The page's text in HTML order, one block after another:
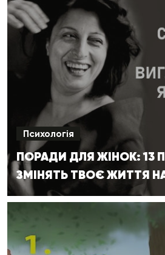
Психологія
ПОРАДИ ДЛЯ ЖІНОК: 13
ЗМІНЯТЬ ТВОЄ ЖИТТЯ